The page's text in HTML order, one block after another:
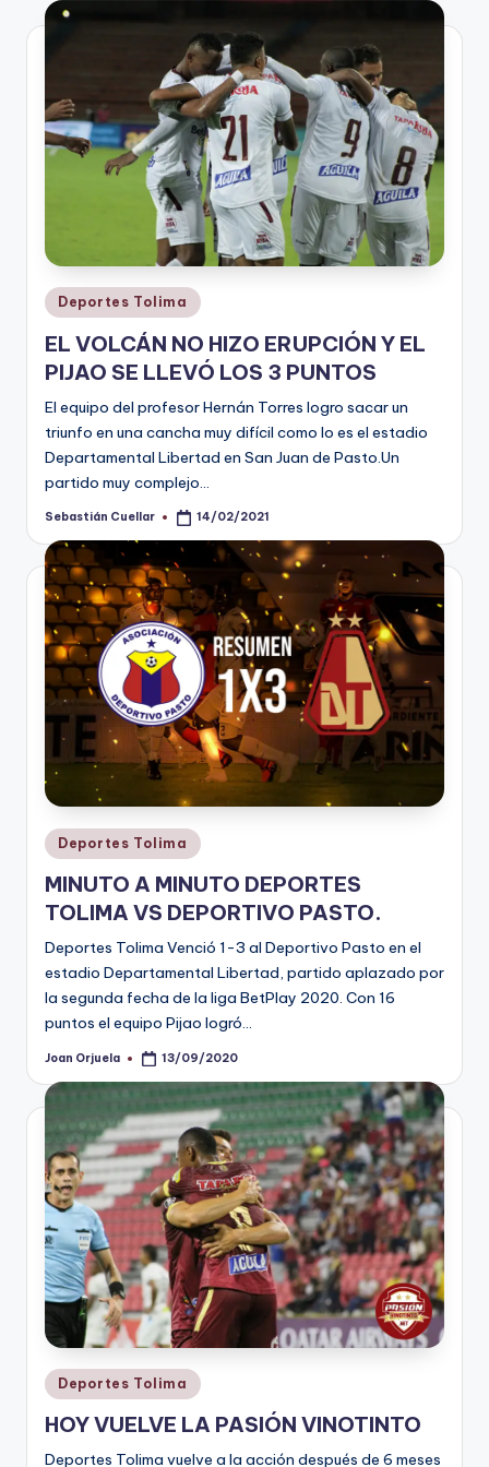
V
n
o
t
o
Publicado
en
Deportes Tolima
EL VOLCÁN NO HIZO ERUPCIÓN Y EL
PIJAO SE LLEVÓ LOS 3 PUNTOS
El equipo del profesor Hernán Torres logro sacar un
triunfo en una cancha muy difícil como lo es el estadio
Departamental Libertad en San Juan de Pasto.Un
partido muy complejo…
Publicado
Sebastián Cuellar 14/02/2021
Publicado
en
Deportes Tolima
MINUTO A MINUTO DEPORTES
TOLIMA VS DEPORTIVO PASTO.
Deportes Tolima Venció 1-3 al Deportivo Pasto en el
estadio Departamental Libertad, partido aplazado por
la segunda fecha de la liga BetPlay 2020. Con 16
puntos el equipo Pijao logró…
Publicado
Joan Orjuela 13/09/2020
Publicado
en
Deportes Tolima
HOY VUELVE LA PASIÓN VINOTINTO
Deportes Tolima vuelve a la acción después de 6 meses